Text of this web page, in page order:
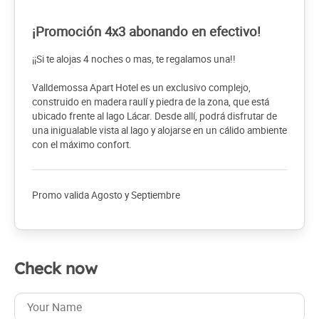
natural beauty that surrounds the place.
¡Promoción 4x3 abonando en efectivo!
¡¡Si te alojas 4 noches o mas, te regalamos una!!
Valldemossa Apart Hotel es un exclusivo complejo,
construido en madera raulí y piedra de la zona, que está
ubicado frente al lago Lácar. Desde allí, podrá disfrutar de
una inigualable vista al lago y alojarse en un cálido ambiente
con el máximo confort.
Promo valida Agosto y Septiembre
Check now